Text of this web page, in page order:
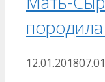
12.01.2018